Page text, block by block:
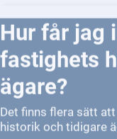
fastighets
ägare?
Det finns flera sätt
historik och tidigare